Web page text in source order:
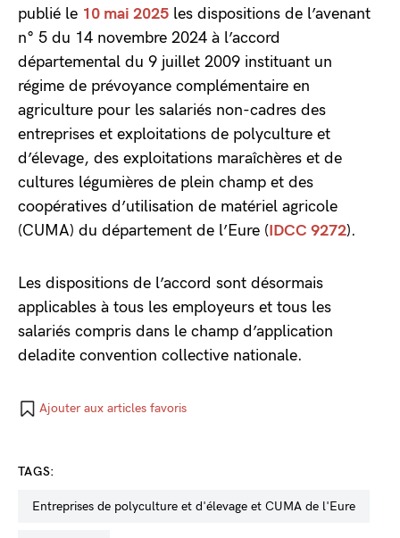
publié le 10 mai 2025 les dispositions de l’avenant
n° 5 du 14 novembre 2024 à l’accord
départemental du 9 juillet 2009 instituant un
régime de prévoyance complémentaire en
agriculture pour les salariés non-cadres des
entreprises et exploitations de polyculture et
d’élevage, des exploitations maraîchères et de
cultures légumières de plein champ et des
coopératives d’utilisation de matériel agricole
(CUMA) du département de l’Eure (IDCC 9272).
Les dispositions de l’accord sont désormais
applicables à tous les employeurs et tous les
salariés compris dans le champ d’application
deladite convention collective nationale.
Ajouter aux articles favoris
TAGS:
entreprises de polyculture et d'élevage et CUMA de l'Eure